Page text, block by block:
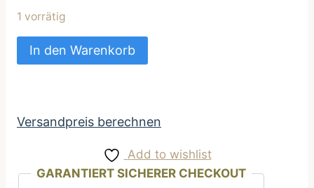
1 vorrätig
SET
2
und
mit
In den Warenkorb
Versandpreis berechnen
Add to wishlist
GARANTIERT SICHERER CHECKOUT